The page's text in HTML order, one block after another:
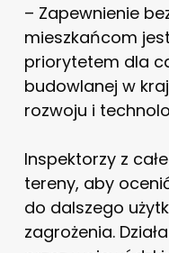
– Zapewnienie
mieszkańcom
priorytetem dla
budowlanej w
rozwoju i
Inspektorzy z
tereny, aby
do dalszego
zagrożenia.